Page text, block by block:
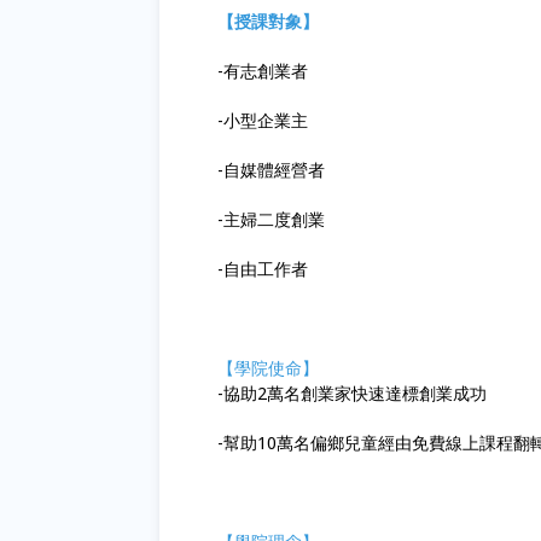
【授課對象】
-有志創業者
-小型企業主
-自媒體經營者
-主婦二度創業
-自由工作者
【學院使命】
-協助2萬名創業家快速達標創業成功
-幫助10萬名偏鄉兒童經由免費線上課程翻